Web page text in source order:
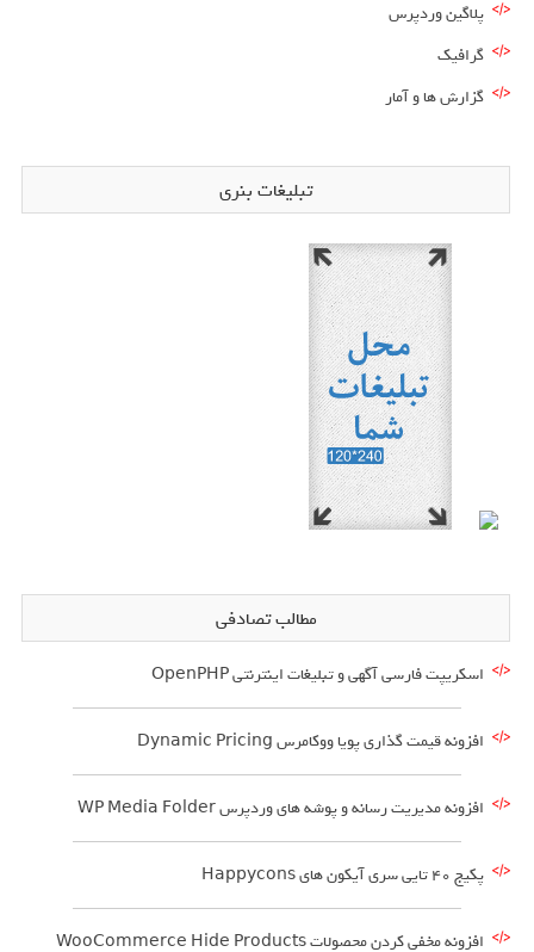
پلاگین وردپرس
گرافیک
گزارش ها و آمار
تبلیغات بنری
مطالب تصادفی
اسکریپت فارسی آگهی و تبلیغات اینترنتی OpenPHP
افزونه قیمت گذاری پویا ووکامرس Dynamic Pricing
افزونه مدیریت رسانه و پوشه های وردپرس WP Media Folder
پکیج 40 تایی سری آیکون های Happycons
افزونه مخفی کردن محصولات WooCommerce Hide Products